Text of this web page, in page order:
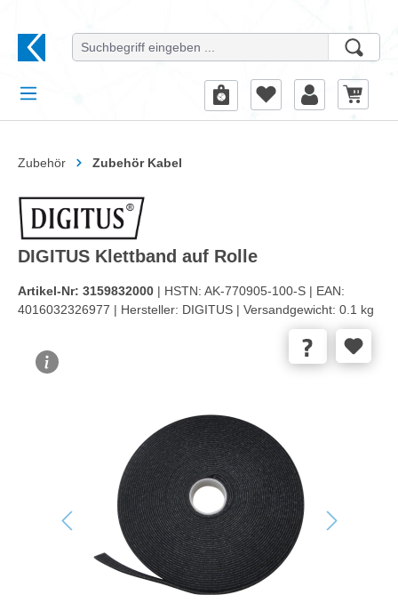
Zubehör Zubehör Kabel
DIGITUS Klettband auf Rolle
Artikel-Nr: 3159832000 | HSTN: AK-770905-100-S | EAN:
4016032326977 | Hersteller: DIGITUS | Versandgewicht: 0.1 kg